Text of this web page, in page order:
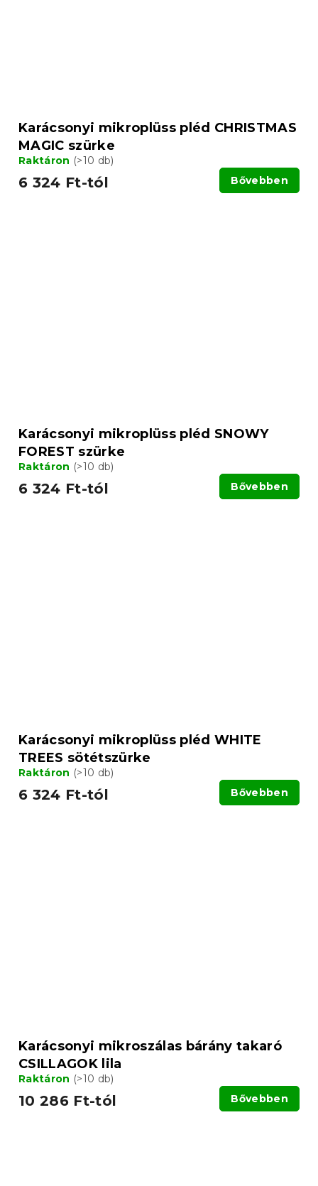
Karácsonyi mikroplüss pléd CHRISTMAS
MAGIC szürke
Raktáron (>10 db)
6 324 Ft-tól Bővebben
Karácsonyi mikroplüss pléd SNOWY
FOREST szürke
Raktáron (>10 db)
6 324 Ft-tól Bővebben
Karácsonyi mikroplüss pléd WHITE
TREES sötétszürke
Raktáron (>10 db)
6 324 Ft-tól Bővebben
Karácsonyi mikroszálas bárány takaró
CSILLAGOK lila
Raktáron (>10 db)
10 286 Ft-tól Bővebben